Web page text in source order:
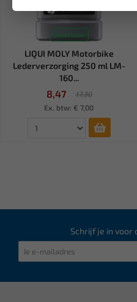
Leverbaar
LIQUI MOLY Motorbike
Lederverzorging 250 ml LM-
160...
8,47
17,30
Ex. btw: € 7,00
Schrijf je in voor